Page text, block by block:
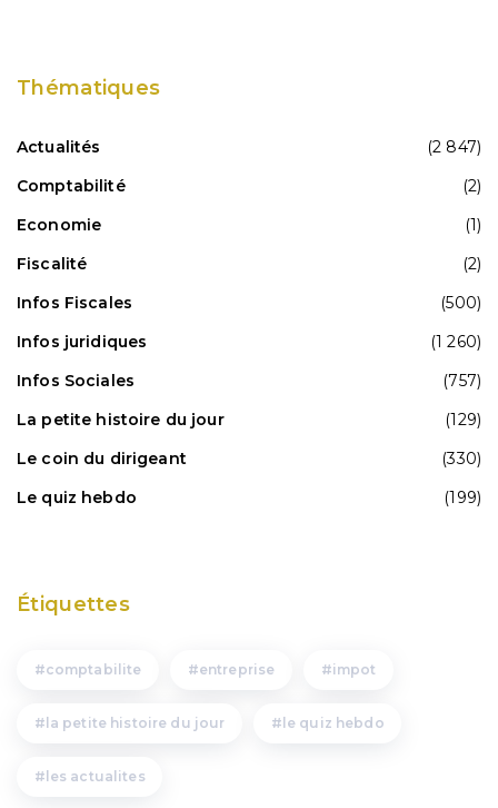
Thématiques
Actualités
(2 847)
Comptabilité
(2)
Economie
(1)
Fiscalité
(2)
Infos Fiscales
(500)
Infos juridiques
(1 260)
Infos Sociales
(757)
La petite histoire du jour
(129)
Le coin du dirigeant
(330)
Le quiz hebdo
(199)
Étiquettes
comptabilite entreprise impot
la petite histoire du jour le quiz hebdo
les actualites